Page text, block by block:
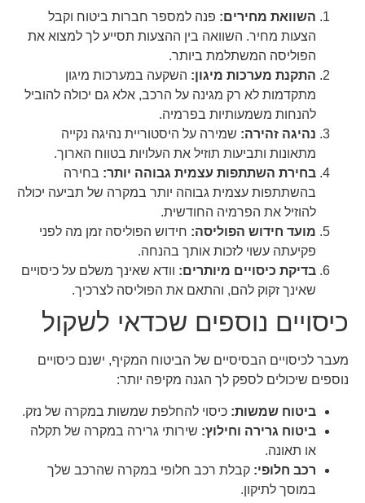
השוואת מחירים:פנה למספר חברות ביטוח וקבל
הצעות מחיר. השוואה בין ההצעות תסייע לך למצוא את
הפוליסה המשתלמת ביותר.
התקנת מערכות מיגון:השקעה במערכות מיגון
מתקדמות לא רק מגינה על הרכב, אלא גם יכולה להוביל
להנחות משמעותיות בפרמיה.
נהיגה זהירה:שמירה על היסטוריית נהיגה נקייה
מתאונות ותביעות תוזיל את העלויות בטווח הארוך.
בחירת השתתפות עצמית גבוהה יותר:בחירה
בהשתתפות עצמית גבוהה יותר במקרה של תביעה יכולה
להוזיל את הפרמיה החודשית.
מועד חידוש הפוליסה:חידוש הפוליסה זמן מה לפני
פקיעתה עשוי לזכות אותך בהנחה.
בדיקת כיסויים מיותרים:וודא שאינך משלם על כיסויים
שאינך זקוק להם, והתאם את הפוליסה לצרכיך.
כיסויים נוספים שכדאי לשקול
מעבר לכיסויים הבסיסיים של הביטוח המקיף, ישנם כיסויים
נוספים שיכולים לספק לך הגנה מקיפה יותר:
ביטוח שמשות:כיסוי להחלפת שמשות במקרה של נזק.
ביטוח גרירה וחילוץ:שירותי גרירה במקרה של תקלה
או תאונה.
רכב חלופי:קבלת רכב חלופי במקרה שהרכב שלך
במוסך לתיקון.